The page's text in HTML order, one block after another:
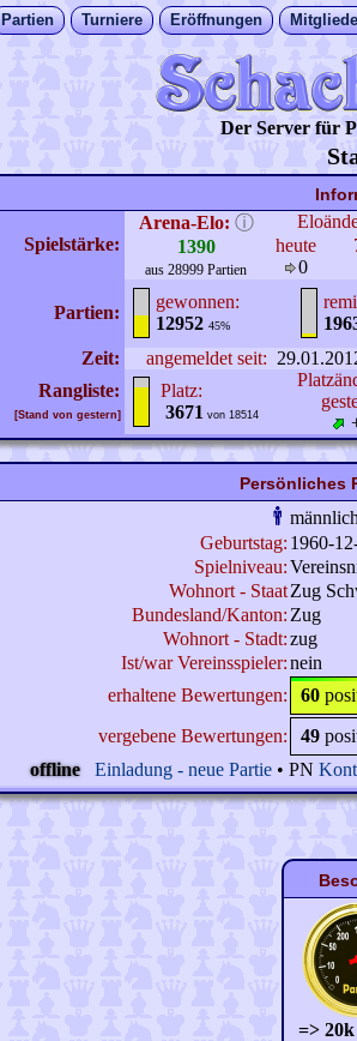
Partien Turniere Eröffnungen
Der Server für
Spielstärke:
Arena-Elo: ⓘ
1390
aus 28999 Partien
heute
0
Partien:
gewonnen:
12952 45%
Zeit:
angemeldet seit:
Rangliste:
[Stand von gestern]
Platz:
3671 von 18514
Persönliches
Geburtstag: 1960-
Spielniveau:
Wohnort - StaatZug
Bundesland/Kanton: Zug
Wohnort - Stadt:zug
Ist/war Vereinsspieler:nein
erhaltene Bewertungen:
60
vergebene Bewertungen:
49
offline
Einladung - neue Partie • PN
=>